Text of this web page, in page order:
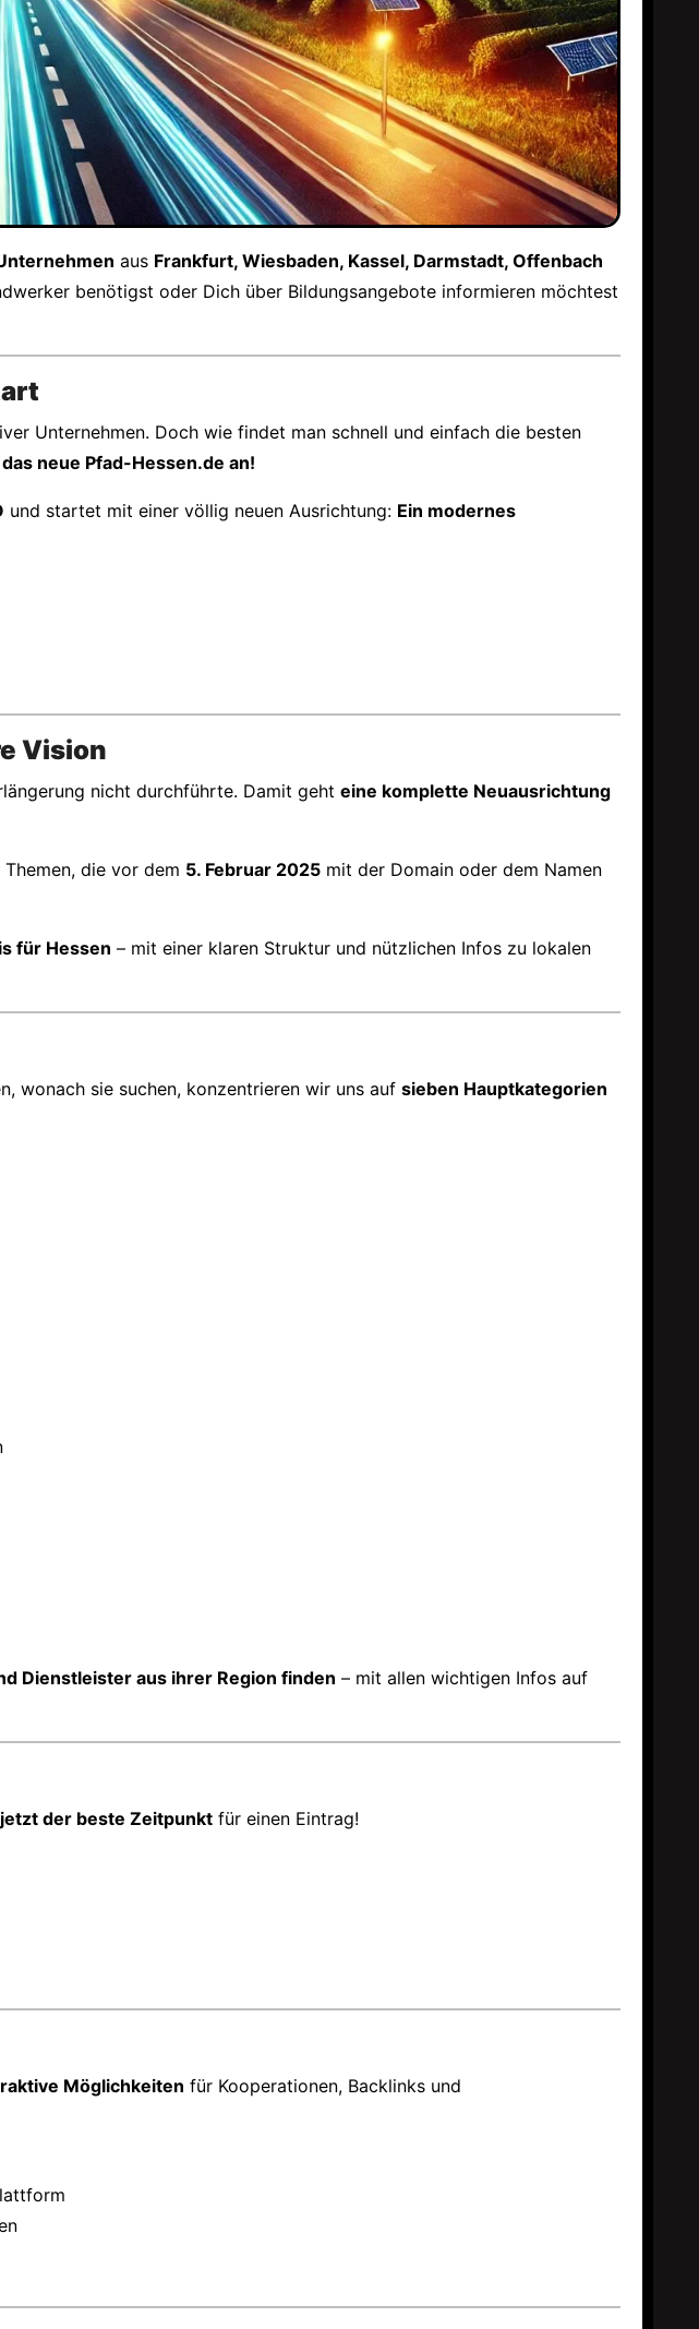
aus Frankfurt, Wiesbaden, Kassel, Darmstadt, Offenbach
benötigst oder Dich über Bildungsangebote informieren möchtest
Unternehmen. Doch wie findet man schnell und einfach die besten
neue Pfad-Hessen.de an!
und startet mit einer völlig neuen Ausrichtung: Ein modernes
Vision
nicht durchführte. Damit geht eine komplette Neuausrichtung
die vor dem 5. Februar 2025 mit der Domain oder dem Namen
für Hessen – mit einer klaren Struktur und nützlichen Infos zu lokalen
wonach sie suchen, konzentrieren wir uns auf sieben Hauptkategorien
Dienstleister aus ihrer Region finden – mit allen wichtigen Infos auf
jetzt der beste Zeitpunkt für einen Eintrag!
Möglichkeiten für Kooperationen, Backlinks und